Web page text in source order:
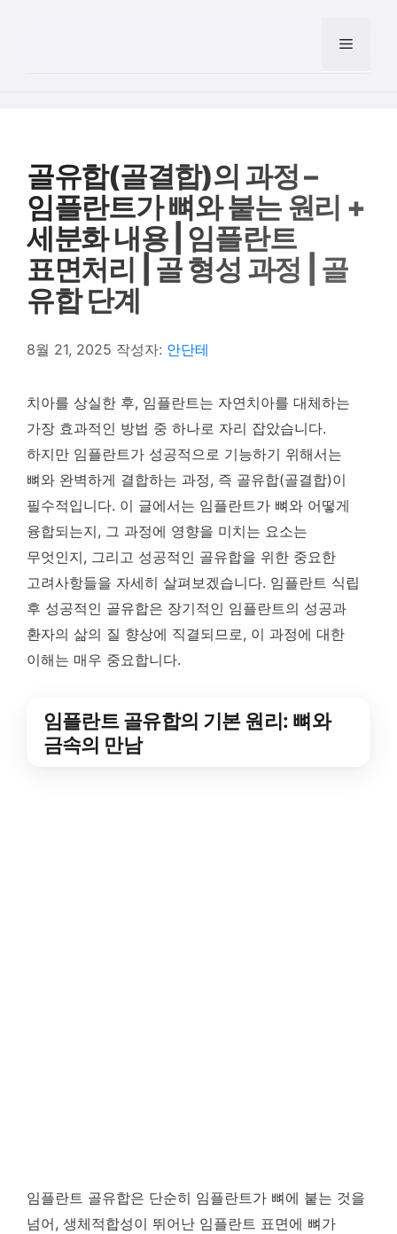
메뉴
골유합(골결합)의 과정 –
임플란트가 뼈와 붙는 원리 +
세분화 내용 | 임플란트
표면처리 | 골 형성 과정 | 골
유합 단계
8월 21, 2025 작성자: 안단테
치아를 상실한 후, 임플란트는 자연치아를 대체하는
가장 효과적인 방법 중 하나로 자리 잡았습니다.
하지만 임플란트가 성공적으로 기능하기 위해서는
뼈와 완벽하게 결합하는 과정, 즉 골유합(골결합)이
필수적입니다. 이 글에서는 임플란트가 뼈와 어떻게
융합되는지, 그 과정에 영향을 미치는 요소는
무엇인지, 그리고 성공적인 골유합을 위한 중요한
고려사항들을 자세히 살펴보겠습니다. 임플란트 식립
후 성공적인 골유합은 장기적인 임플란트의 성공과
환자의 삶의 질 향상에 직결되므로, 이 과정에 대한
이해는 매우 중요합니다.
임플란트 골유합의 기본 원리: 뼈와
금속의 만남
임플란트 골유합은 단순히 임플란트가 뼈에 붙는 것을
넘어, 생체적합성이 뛰어난 임플란트 표면에 뼈가